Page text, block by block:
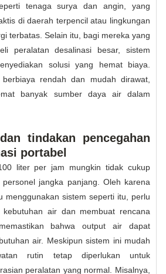
tenaga surya dan angin, yang
di daerah terpencil atau lingkungan
terbatas. Selain itu, bagi mereka yang
peralatan desalinasi besar, sistem
solusi yang hemat biaya.
rendah dan mudah dirawat,
banyak sumber daya air dalam
tindakan pencegahan
portabel
liter per jam mungkin tidak cukup
jangka panjang. Oleh karena
menggunakan sistem seperti itu, perlu
kebutuhan air dan membuat rencana
bahwa output air dapat
air. Meskipun sistem ini mudah
rutin tetap diperlukan untuk
peralatan yang normal. Misalnya,